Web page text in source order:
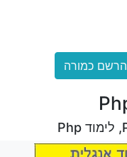
הרשם כמורה